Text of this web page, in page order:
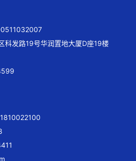
科发路19号华润置地大厦D座19楼